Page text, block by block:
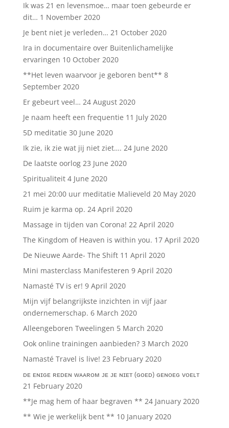
Ik was 21 en levensmoe… maar toen gebeurde er
dit… 1 November 2020
Je bent niet je verleden… 21 October 2020
Ira in documentaire over Buitenlichamelijke
ervaringen 10 October 2020
**Het leven waarvoor je geboren bent** 8
September 2020
Er gebeurt veel… 24 August 2020
Je naam heeft een frequentie 11 July 2020
5D meditatie 30 June 2020
Ik zie, ik zie wat jij niet ziet…. 24 June 2020
De laatste oorlog 23 June 2020
Spiritualiteit 4 June 2020
21 mei 20:00 uur meditatie Malieveld 20 May 2020
Ruim je karma op. 24 April 2020
Massage in tijden van Corona! 22 April 2020
The Kingdom of Heaven is within you. 17 April 2020
De Nieuwe Aarde- The Shift 11 April 2020
Mini masterclass Manifesteren 9 April 2020
Namasté TV is er! 9 April 2020
Mijn vijf belangrijkste inzichten in vijf jaar
ondernemerschap. 6 March 2020
Alleengeboren Tweelingen 5 March 2020
Ook online trainingen aanbieden? 3 March 2020
Namasté Travel is live! 23 February 2020
ᴅᴇ ᴇɴɪɢᴇ ʀᴇᴅᴇɴ ᴡᴀᴀʀᴏᴍ ᴊᴇ ᴊᴇ ɴɪᴇᴛ (ɢᴏᴇᴅ) ɢᴇɴᴏᴇɢ ᴠᴏᴇʟᴛ
21 February 2020
**Je mag hem of haar begraven ** 24 January 2020
** Wie je werkelijk bent ** 10 January 2020